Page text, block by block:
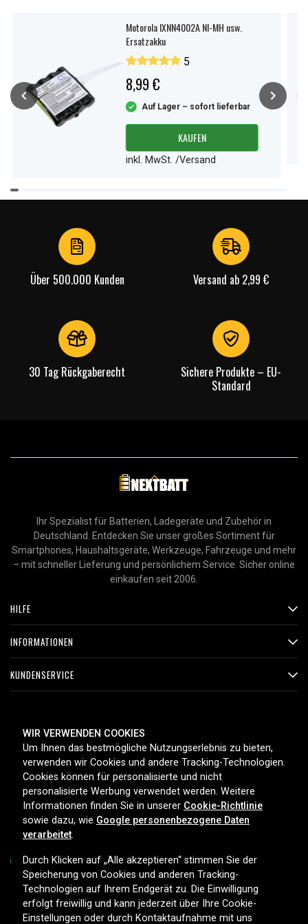
Motorola IXNN4002A NI-MH usw.
Ersatzakku
5
8,99 €
Auf Lager – sofort lieferbar
KAUFEN
inkl. MwSt. /Versand
Item
1
Über 500.000 Kunden Versand ab 2,99 €
30 Tag Rückgaberecht
Sichere Produkte – EU-
Standard
Ihr Spezialist für Batterien, Ladegeräte und Zubehör in
Deutschland. Entdecken Sie unser großes Sortiment für
Smartphones, Haushaltsgeräte, Werkzeuge, Fahrzeuge und mehr
– mit schneller Lieferung und persönlichem Service. Sicher online
einkaufen seit 2006.
HILFE
INFORMATIONEN
KUNDENSERVICE
ZAHLUNGSMETHODEN
LIEFEROPTIONEN
Copyright © 2026, Spares Nordic AB
WIR VERWENDEN COOKIES
Um Ihnen das bestmögliche Nutzungserlebnis zu bieten,
verwenden wir Cookies und andere Tracking-Technologien.
Cookies können für personalisierte und nicht
personalisierte Werbung verwendet werden. Weitere
Informationen finden Sie in unserer Cookie-Richtlinie
sowie dazu, wie Google personenbezogene Daten
verarbeitet.
Durch Klicken auf „Alle akzeptieren“ stimmen Sie der
Speicherung von Cookies und anderen Tracking-
Technologien auf Ihrem Endgerät zu. Die Einwilligung
erfolgt freiwillig und kann jederzeit über Ihre Cookie-
Einstellungen oder durch Kontaktaufnahme mit uns